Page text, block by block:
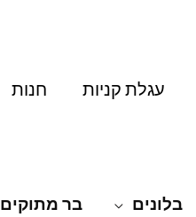
עגלת קניות חנות
בלונים בר מתוקים